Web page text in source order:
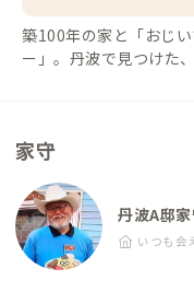
般道 約10分）→ 到着
築100年の家と「おじ
ー」。丹波で見つけた
家守
丹波A邸
いつも会